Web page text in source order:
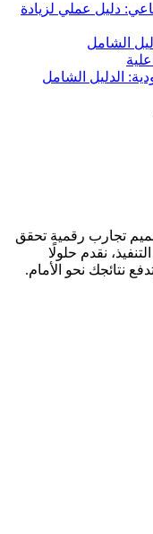
دليل عملي لزيادة
الشامل
الدليل الشامل
تجارب رقمية تحقق
نقدم حلولًا
نتائجك نحو الأمام.